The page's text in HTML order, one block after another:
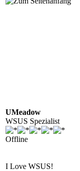
UMeadow
WSUS Spezialist
Offline
I Love WSUS!